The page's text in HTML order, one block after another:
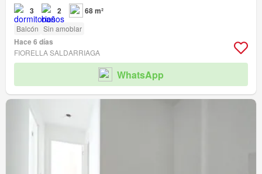
3 2 68 m²
Balcón Sin amoblar
Hace 6 días
FIORELLA SALDARRIAGA
WhatsApp